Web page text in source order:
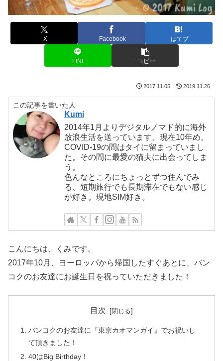
X Facebook はてブ
LINE コピー
2017.11.05 2019.11.26
この記事を書いた人
Kumi
2014年1月よりデジタルノマド的に海外
放浪生活を送っています。現在10年め。
COVID-19の間はタイに留まっていまし
た。その間に最愛の猫夫に出会ってしま
う。
色んなところにちょっとずつ住んでみ
る、短期旅行でも長期滞在でもない感じ
が好き。現地SIM好き。
こんにちは、くみです。
2017年10月、ヨーロッパから帰国したすぐあとに、バン
コクのお友達にお誕生日を祝っていただきました！
目次
バンコクのお友達に『東京カオマンガイ』でお祝いし
て頂きました！
40はBig Birthday！